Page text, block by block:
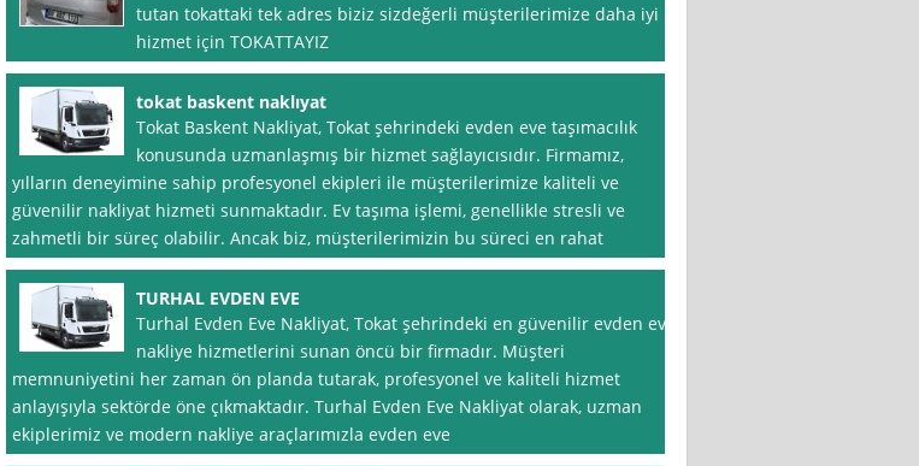
tutan tokattaki tek adres biziz sizdeğerli müşterilerimize daha iyi
hizmet için TOKATTAYIZ
tokat baskent naklıyat
Tokat Baskent Nakliyat, Tokat şehrindeki evden eve taşımacılık
konusunda uzmanlaşmış bir hizmet sağlayıcısıdır. Firmamız,
yılların deneyimine sahip profesyonel ekipleri ile müşterilerimize kaliteli ve
güvenilir nakliyat hizmeti sunmaktadır. Ev taşıma işlemi, genellikle stresli ve
zahmetli bir süreç olabilir. Ancak biz, müşterilerimizin bu süreci en rahat
TURHAL EVDEN EVE
Turhal Evden Eve Nakliyat, Tokat şehrindeki en güvenilir evden eve
nakliye hizmetlerini sunan öncü bir firmadır. Müşteri
memnuniyetini her zaman ön planda tutarak, profesyonel ve kaliteli hizmet
anlayışıyla sektörde öne çıkmaktadır. Turhal Evden Eve Nakliyat olarak, uzman
ekiplerimiz ve modern nakliye araçlarımızla evden eve